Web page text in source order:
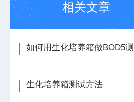
相关文章
生化培养箱测试方法